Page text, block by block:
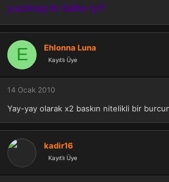
yazmayın daha iyi!
E Ehlonna Luna
Kayıtlı Üye
14 Ocak 2010
Yay-yay olarak x2 baskın nitelikli bir
kadir16
Kayıtlı Üye